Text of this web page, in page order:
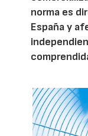
norma es
España y